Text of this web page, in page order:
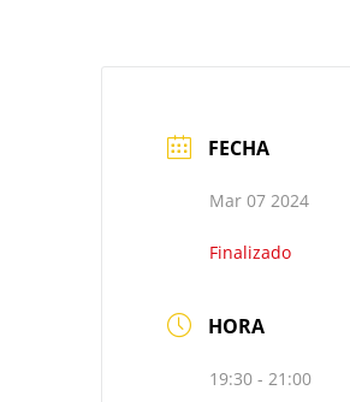
FECHA
Mar 07 2024
Finalizado
HORA
19:30 - 21:00